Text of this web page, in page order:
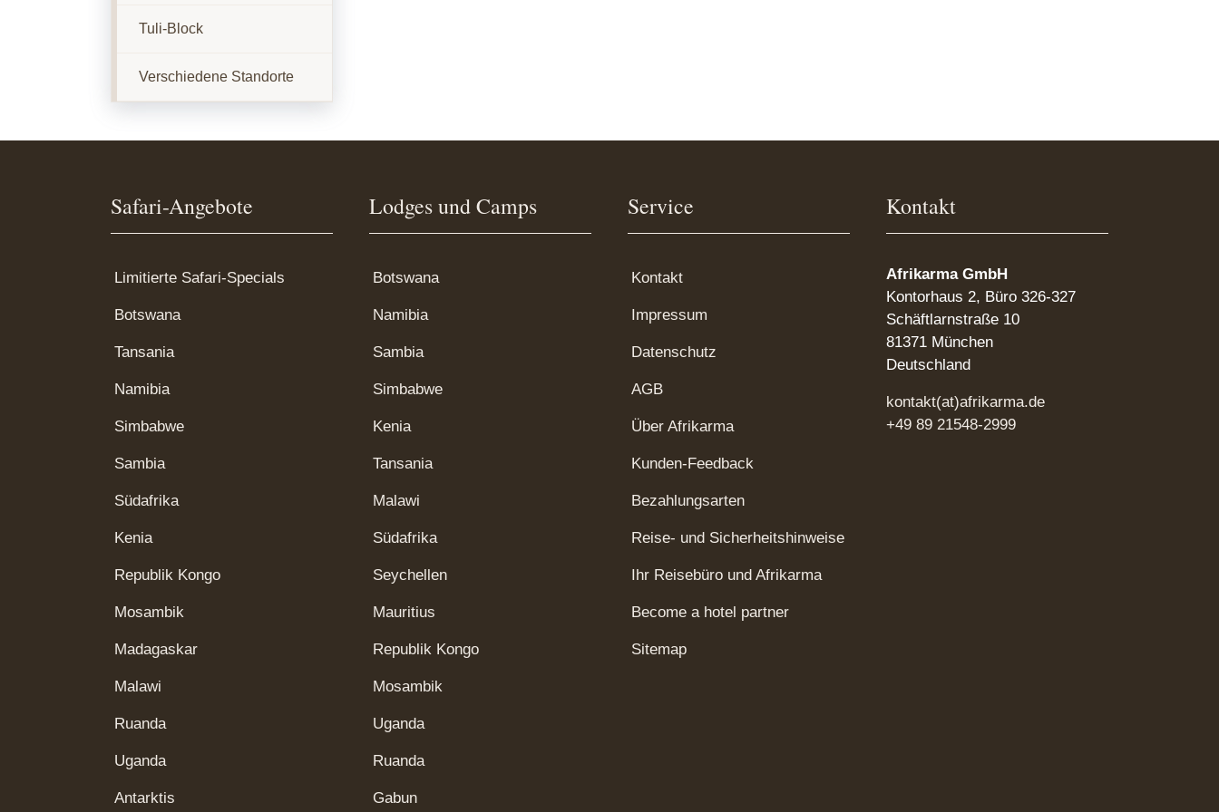
Tuli-Block
Verschiedene Standorte
Safari-Angebote
Limitierte Safari-Specials
Botswana
Tansania
Namibia
Simbabwe
Sambia
Südafrika
Kenia
Republik Kongo
Mosambik
Madagaskar
Malawi
Ruanda
Uganda
Antarktis
Lodges und Camps
Botswana
Namibia
Sambia
Simbabwe
Kenia
Tansania
Malawi
Südafrika
Seychellen
Mauritius
Republik Kongo
Mosambik
Uganda
Ruanda
Gabun
Service
Kontakt
Impressum
Datenschutz
AGB
Über Afrikarma
Kunden-Feedback
Bezahlungsarten
Reise- und Sicherheitshinweise
Ihr Reisebüro und Afrikarma
Become a hotel partner
Sitemap
Kontakt
Afrikarma GmbH
Kontorhaus 2, Büro 326-327
Schäftlarnstraße 10
81371 München
Deutschland
kontakt(at)afrikarma.de
+49 89 21548-2999